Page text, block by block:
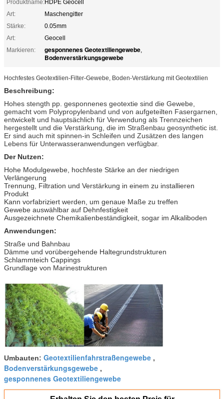
Produktname:HDPE Geocell
Art:
Maschengitter
Stärke:
0.05mm
Art:
Geocell
Markieren:
gesponnenes Geotextiliengewebe,
Bodenverstärkungsgewebe
Hochfestes Geotextilien-Filter-Gewebe, Boden-Verstärkung mit Geotextilien
Beschreibung:
Hohes stength pp. gesponnenes geotextie sind die Gewebe,
gemacht vom Polypropylenband und von aufgeteilten Fasergarnen,
entwickelt und hauptsächlich für Verwendung als Trennzeichen
hergestellt und die Verstärkung, die im Straßenbau geosynthetic ist.
Er sind auch mit spinnen-in Schleifen und Zusätzen des langen
Lebens für Unterwasseranwendungen verfügbar.
Der Nutzen:
Hohe Modulgewebe, hochfeste Stärke an der niedrigen
Verlängerung
Trennung, Filtration und Verstärkung in einem zu installieren
Produkt
Kann vorfabriziert werden, um genaue Maße zu treffen
Gewebe auswählbar auf Dehnfestigkeit
Ausgezeichnete Chemikalienbeständigkeit, sogar im Alkaliboden
Anwendungen:
Straße und Bahnbau
Dämme und vorübergehende Haltegrundstrukturen
Schlammteich Cappings
Grundlage von Marinestrukturen
Umbauten: Geotextilienfahrstraßengewebe ,
Bodenverstärkungsgewebe ,
gesponnenes Geotextiliengewebe